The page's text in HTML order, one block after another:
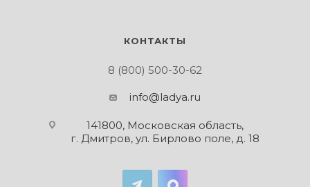
КОНТАКТЫ
8 (800) 500-30-62
info@ladya.ru
141800, Московская область,
г. Дмитров, ул. Бирлово поле, д. 18